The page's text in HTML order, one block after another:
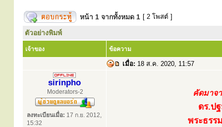
หน้า 1 จากทั้งหมด 1 [ 2 โพสต์ ]
ตัวอย่างพิมพ์
เจ้าของ ข้อความ
เมื่อ: 18 ส.ค. 2020, 11:57
sirinpho
Moderators-2
ลงทะเบียนเมื่อ: 17 ก.ย. 2012,
15:32
คัดมาจ
ดร.ป
พระธรร